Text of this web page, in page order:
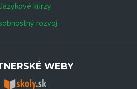
Jazykové kurzy
rozvoj
WEBY